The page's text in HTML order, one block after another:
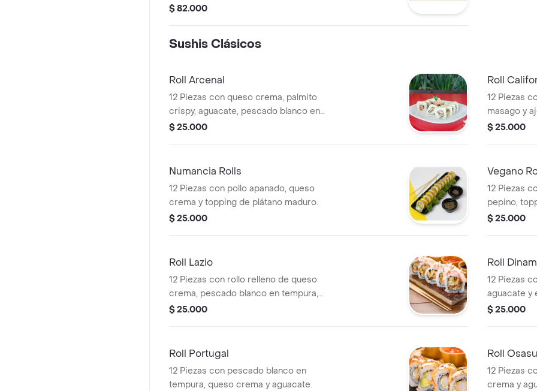
ingredientes como cerdo salteado,
$ 82.000
Sushis Clásicos
Roll Arcenal
12 Piezas con queso crema, palmito
crispy, aguacate, pescado blanco en
tempura con topping de ajonjolí.
$ 25.000
Roll
12 Piezas
masago y
$ 25.000
Numancia Rolls
12 Piezas con pollo apanado, queso
crema y topping de plátano maduro.
$ 25.000
Vegano
12 Piezas
pepino,
champiñón.
$ 25.000
Roll Lazio
12 Piezas con rollo relleno de queso
crema, pescado blanco en tempura,
cebolla, con tarta de pescado, mayonesa,
$ 25.000
Roll
12 Piezas
aguacate y
palitos de
$ 25.000
Roll Portugal
12 Piezas con pescado blanco en
tempura, queso crema y aguacate.
Roll
12 Piezas
crema y